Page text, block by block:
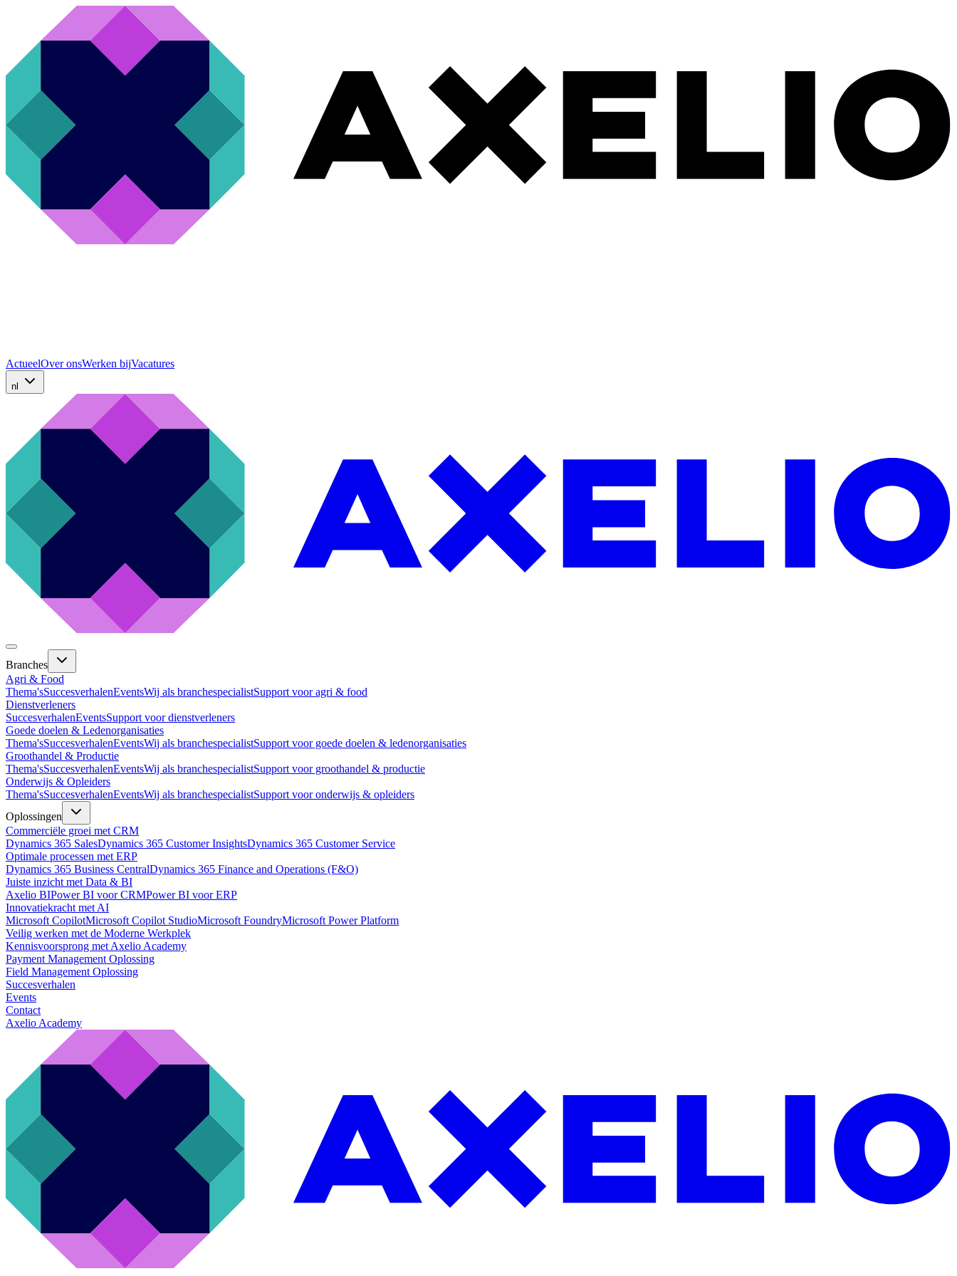
ActueelOver onsWerken bijVacatures
nl
Branches
Agri & Food
Thema'sSuccesverhalenEventsWij als branchespecialistSupport voor agri & food
Dienstverleners
SuccesverhalenEventsSupport voor dienstverleners
Goede doelen & Ledenorganisaties
Thema'sSuccesverhalenEventsWij als branchespecialistSupport voor goede doelen & ledenorganisaties
Groothandel & Productie
Thema'sSuccesverhalenEventsWij als branchespecialistSupport voor groothandel & productie
Onderwijs & Opleiders
Thema'sSuccesverhalenEventsWij als branchespecialistSupport voor onderwijs & opleiders
Oplossingen
Commerciële groei met CRM
Dynamics 365 SalesDynamics 365 Customer InsightsDynamics 365 Customer Service
Optimale processen met ERP
Dynamics 365 Business CentralDynamics 365 Finance and Operations (F&O)
Juiste inzicht met Data & BI
Axelio BIPower BI voor CRMPower BI voor ERP
Innovatiekracht met AI
Microsoft CopilotMicrosoft Copilot StudioMicrosoft FoundryMicrosoft Power Platform
Veilig werken met de Moderne Werkplek
Kennisvoorsprong met Axelio Academy
Payment Management Oplossing
Field Management Oplossing
Succesverhalen
Events
Contact
Axelio Academy